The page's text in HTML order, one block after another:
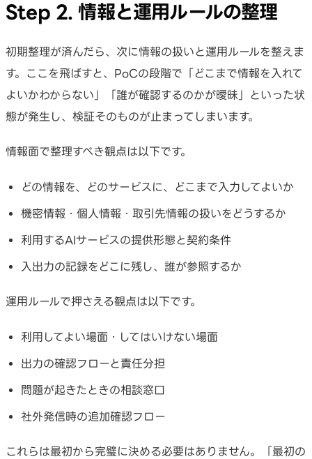
Step 2. 情報と運用ルールの整理
初期整理が済んだら、次に情報の扱いと運用ルールを整えま
す。ここを飛ばすと、PoCの段階で「どこまで情報を入れて
よいかわからない」「誰が確認するのかが曖昧」といった状
態が発生し、検証そのものが止まってしまいます。
情報面で整理すべき観点は以下です。
どの情報を、どのサービスに、どこまで入力してよいか
機密情報・個人情報・取引先情報の扱いをどうするか
利用するAIサービスの提供形態と契約条件
入出力の記録をどこに残し、誰が参照するか
運用ルールで押さえる観点は以下です。
利用してよい場面・してはいけない場面
出力の確認フローと責任分担
問題が起きたときの相談窓口
社外発信時の追加確認フロー
これらは最初から完璧に決める必要はありません。「最初の